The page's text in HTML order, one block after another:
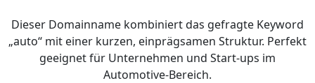
Dieser Domainname kombiniert das gefragte Keyword
„auto“ mit einer kurzen, einprägsamen Struktur. Perfekt
geeignet für Unternehmen und Start-ups im
Automotive-Bereich.